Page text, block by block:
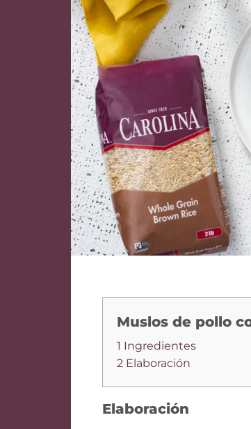
Muslos de pollo
1 Ingredientes
2 Elaboración
Elaboración